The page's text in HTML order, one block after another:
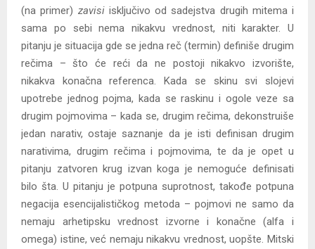
(na primer) zavisiisključivo od sadejstva drugih mitema i
sama po sebi nema nikakvu vrednost, niti karakter. U
pitanju je situacija gde se jedna reč (termin) definiše drugim
rečima – što će reći da ne postoji nikakvo izvorište,
nikakva konačna referenca. Kada se skinu svi slojevi
upotrebe jednog pojma, kada se raskinu i ogole veze sa
drugim pojmovima – kada se, drugim rečima, dekonstruiše
jedan narativ, ostaje saznanje da je isti definisan drugim
narativima, drugim rečima i pojmovima, te da je opet u
pitanju zatvoren krug izvan koga je nemoguće definisati
bilo šta. U pitanju je potpuna suprotnost, takođe potpuna
negacija esencijalističkog metoda – pojmovi ne samo da
nemaju arhetipsku vrednost izvorne i konačne (alfa i
omega) istine, već nemaju nikakvu vrednost, uopšte. Mitski